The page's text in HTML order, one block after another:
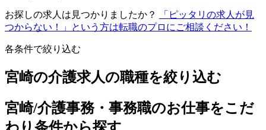
お探しの求人は見つかりましたか？
「ピッタリの求人が見
つからない！」という方は転職のプロにご相談ください！
各条件で絞り込む
宮崎の介護求人の職種を絞り込む
宮崎/介護事務・事務職のお仕事をこだ